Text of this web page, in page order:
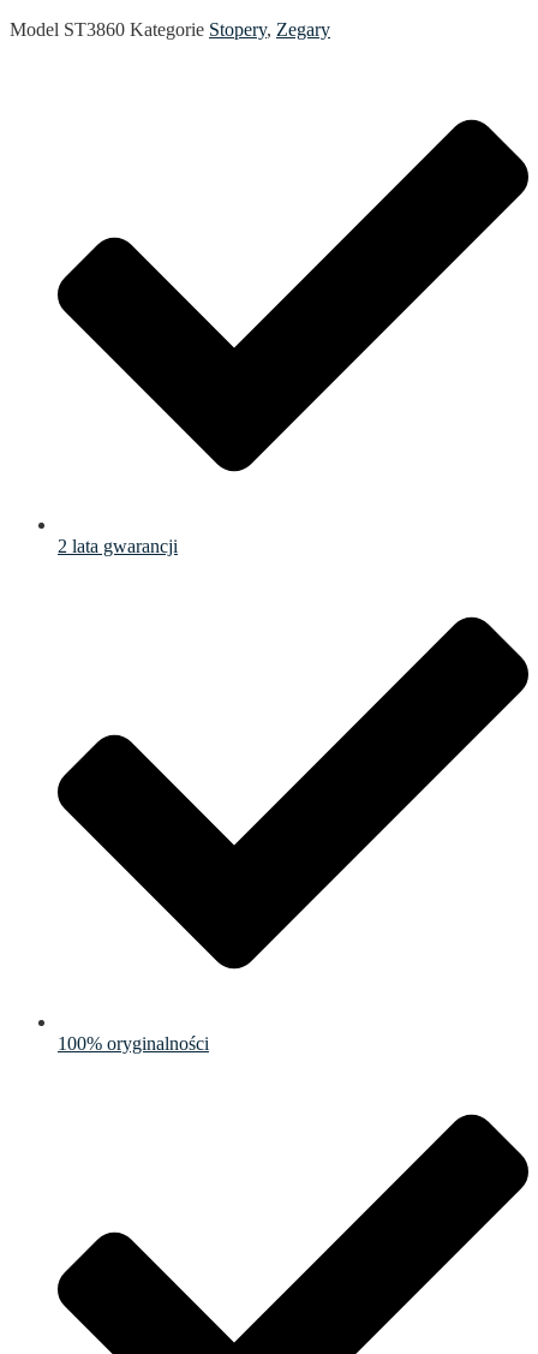
Model ST3860 Kategorie Stopery, Zegary
2 lata gwarancji
100% oryginalności